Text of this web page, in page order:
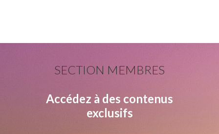
SECTION MEMBRES
Accédez à des contenus
exclusifs